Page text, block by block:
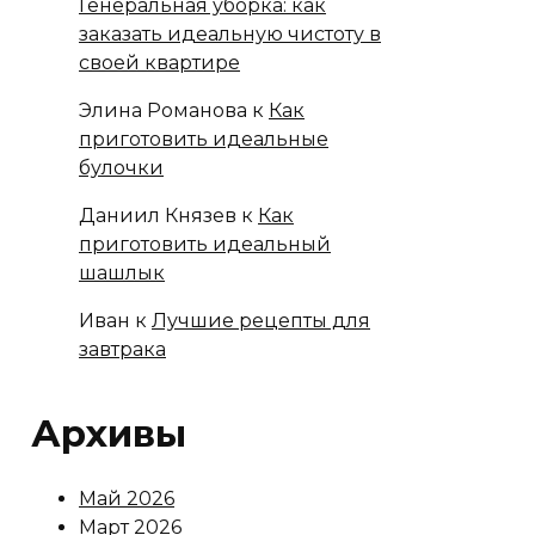
Генеральная уборка: как
заказать идеальную чистоту в
своей квартире
Элина Романова к Как
приготовить идеальные
булочки
Даниил Князев к Как
приготовить идеальный
шашлык
Иван к Лучшие рецепты для
завтрака
Архивы
Май 2026
Март 2026